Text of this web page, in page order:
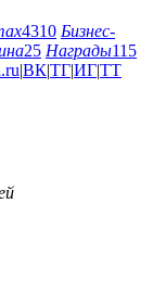
4310 Бизнес-
25 Награды115
|ВК|ТГ|ИГ|ТТ